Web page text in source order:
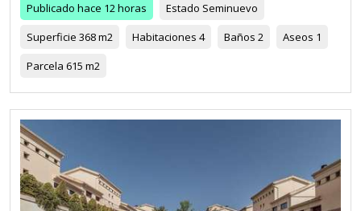
Publicado hace 12 horas Estado Seminuevo
Superficie 368 m2 Habitaciones 4 Baños 2 Aseos 1
Parcela 615 m2